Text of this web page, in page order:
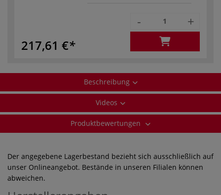
217,61 €
- +
Beschreibung
Videos
Produktbewertungen
Der angegebene Lagerbestand bezieht sich ausschließlich auf
unser Onlineangebot. Bestände in unseren Filialen können
abweichen.